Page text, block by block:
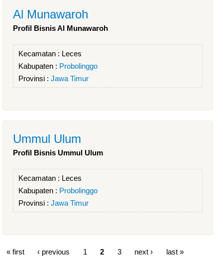
Al Munawaroh
Profil Bisnis Al Munawaroh
Kecamatan : Leces
Kabupaten : Probolinggo
Provinsi : Jawa Timur
Ummul Ulum
Profil Bisnis Ummul Ulum
Kecamatan : Leces
Kabupaten : Probolinggo
Provinsi : Jawa Timur
« first ‹ previous 1 2 3 next › last »